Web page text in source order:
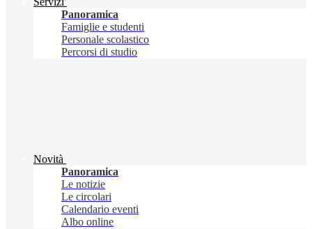
Panoramica
Famiglie e studenti
Personale scolastico
Percorsi di studio
Novità
Panoramica
Le notizie
Le circolari
Calendario eventi
Albo online